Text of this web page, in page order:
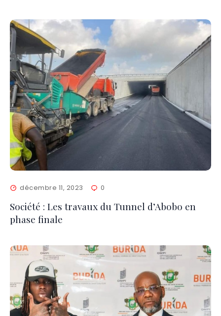
décembre 11, 2023 0
Société : Les travaux du Tunnel d’Abobo en
phase finale